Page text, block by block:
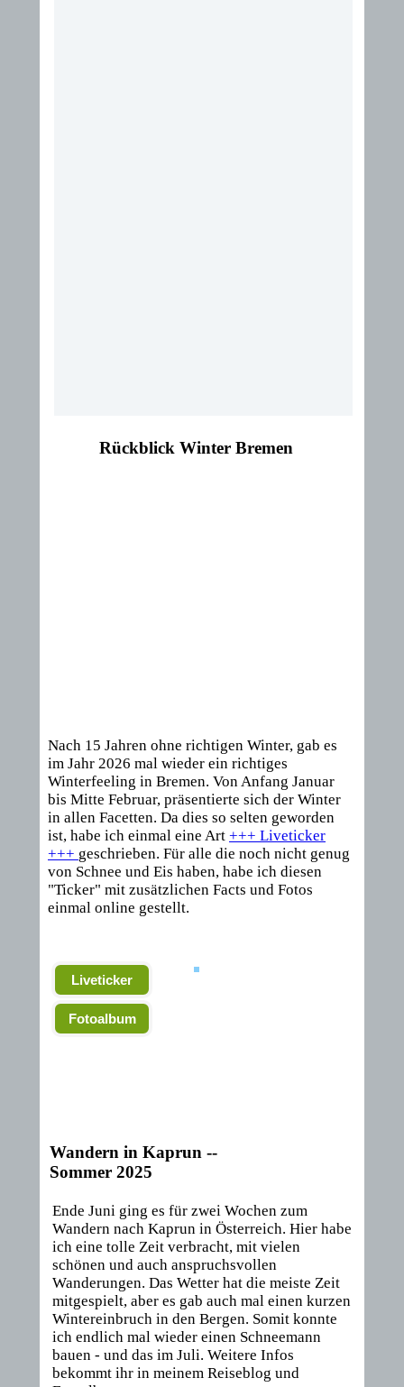
Wandern in Kaprun --
Sommer 2025
Ende Juni ging es für zwei Wochen zum
Wandern nach Kaprun in Österreich. Hier habe
ich eine tolle Zeit verbracht, mit vielen
schönen und auch anspruchsvollen
Wanderungen. Das Wetter hat die meiste Zeit
mitgespielt, aber es gab auch mal einen kurzen
Wintereinbruch in den Bergen. Somit konnte
ich endlich mal wieder einen Schneemann
bauen - und das im Juli. Weitere Infos
bekommt ihr in meinem Reiseblog und
Rückblick Winter Bremen
Nach 15 Jahren ohne richtigen Winter, gab es
im Jahr 2026 mal wieder ein richtiges
Winterfeeling in Bremen. Von Anfang Januar
bis Mitte Februar, präsentierte sich der Winter
in allen Facetten. Da dies so selten geworden
ist, habe ich einmal eine Art +++ Liveticker
+++ geschrieben. Für alle die noch nicht genug
von Schnee und Eis haben, habe ich diesen
"Ticker" mit zusätzlichen Facts und Fotos
einmal online gestellt.
Liveticker
Fotoalbum